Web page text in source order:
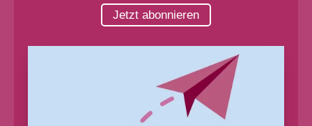
Jetzt abonnieren